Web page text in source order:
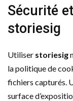
Sécurité
storiesig
Utiliser storiesig
la politique de
fichiers capturés.
surface